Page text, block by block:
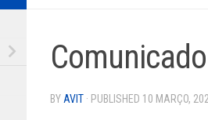
BY AVIT · PUBLISHED 10 MARÇO,